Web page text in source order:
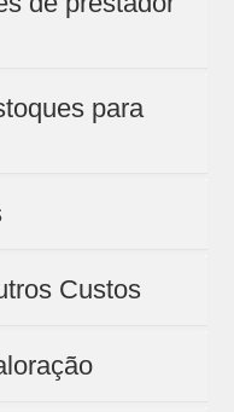
para
Custos